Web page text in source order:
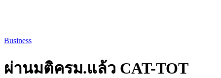
Business
ผ่านมติครม.แล้ว CAT-TOT